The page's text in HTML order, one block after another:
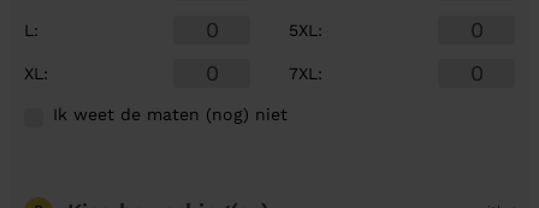
L :
XL :
5XL :
7XL :
Ik weet de maten (nog) niet